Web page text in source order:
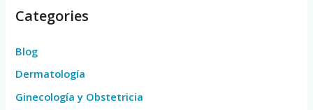
Categories
Blog
Dermatología
Ginecología y Obstetricia